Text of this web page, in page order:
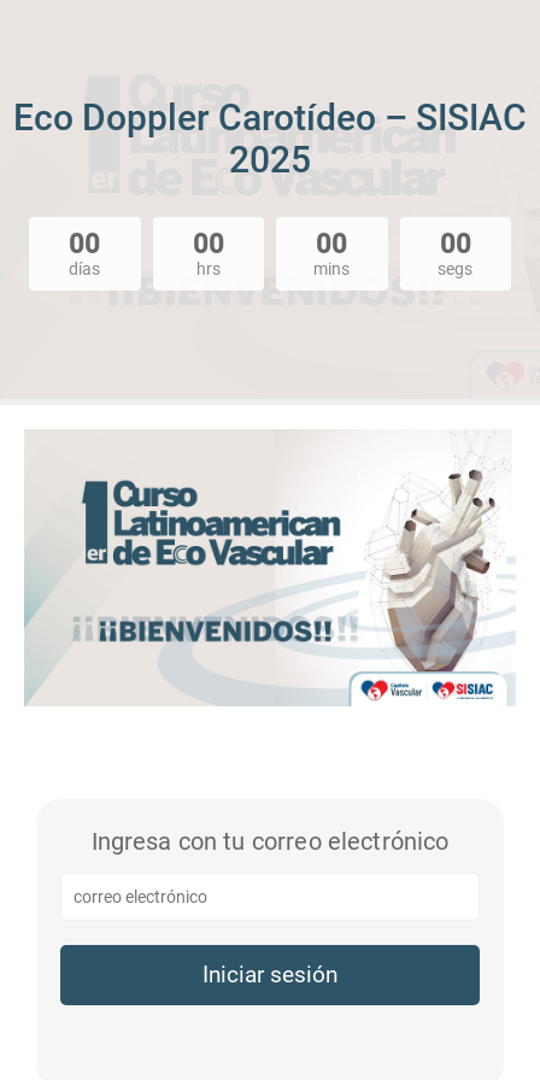
Eco Doppler Carotídeo – SISIAC
2025
00
días
00
hrs
00
mins
00
segs
Ingresa con tu correo electrónico
Iniciar sesión